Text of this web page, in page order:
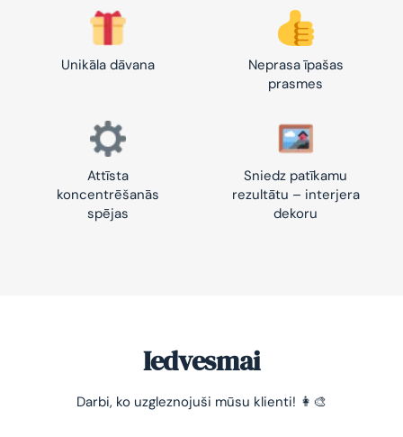
Unikāla dāvana
Neprasa īpašas
prasmes
Attīsta
koncentrēšanās
spējas
Sniedz patīkamu
rezultātu – interjera
dekoru
Iedvesmai
Darbi, ko uzgleznojuši mūsu klienti! 👩‍🎨